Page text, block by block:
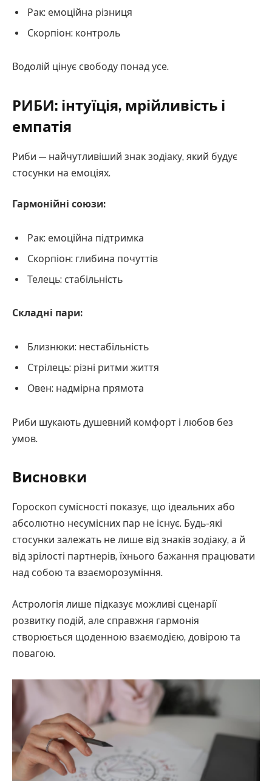
Рак: емоційна різниця
Скорпіон: контроль
Водолій цінує свободу понад усе.
РИБИ: інтуїція, мрійливість і
емпатія
Риби — найчутливіший знак зодіаку, який будує
стосунки на емоціях.
Гармонійні союзи:
Рак: емоційна підтримка
Скорпіон: глибина почуттів
Телець: стабільність
Складні пари:
Близнюки: нестабільність
Стрілець: різні ритми життя
Овен: надмірна прямота
Риби шукають душевний комфорт і любов без
умов.
Висновки
Гороскоп сумісності показує, що ідеальних або
абсолютно несумісних пар не існує. Будь-які
стосунки залежать не лише від знаків зодіаку, а й
від зрілості партнерів, їхнього бажання працювати
над собою та взаєморозуміння.
Астрологія лише підказує можливі сценарії
розвитку подій, але справжня гармонія
створюється щоденною взаємодією, довірою та
повагою.